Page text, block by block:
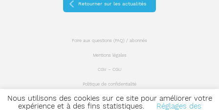
Retourner sur les actualités
Foire aux questions (FAQ) / abonnés
Mentions légales
CGV – CGU
Politique de confidentialité
Plan du site
Nous utilisons des cookies sur ce site pour améliorer votre
expérience et à des fins statistiques.
Réglages des